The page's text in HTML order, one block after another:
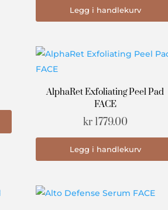
Legg i handlekurv
AlphaRet Exfoliating Peel Pad
FACE
kr1779.00
Legg i handlekurv